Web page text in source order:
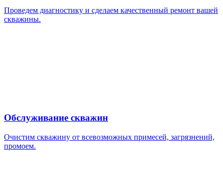
Проведем диагностику и сделаем качественный ремонт вашей
скважины.
Обслуживание скважин
Очистим скважину от всевозможных примесей, загрязнений,
промоем.